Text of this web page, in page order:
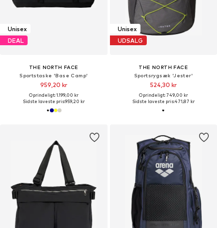
Unisex
DEAL
THE NORTH FACE
Sportstaske 'Base Camp'
959,20 kr
Oprindeligt: 1.199,00 kr
Sidste laveste pris:959,20 kr
Unisex
UDSALG
THE NORTH FACE
Sportsrygsæk 'Jester'
524,30 kr
Oprindeligt: 749,00 kr
Sidste laveste pris:471,87 kr